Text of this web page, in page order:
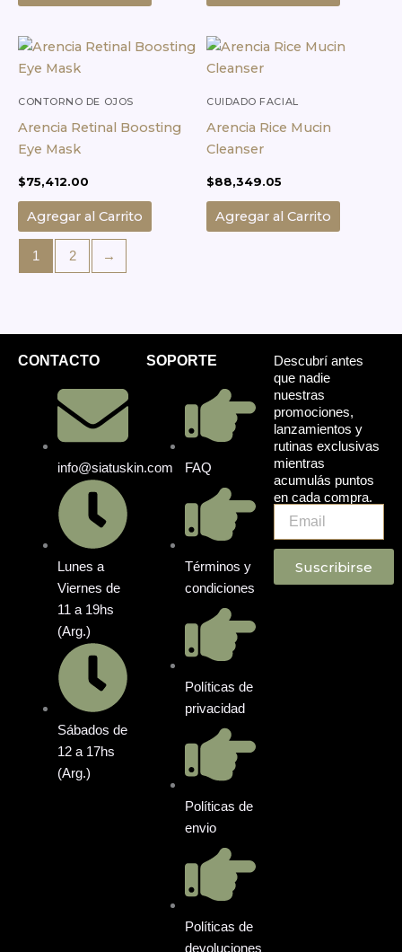
CONTORNO DE OJOS
Arencia Retinal Boosting
Eye Mask
$75,412.00
Agregar al Carrito
CUIDADO FACIAL
Arencia Rice Mucin
Cleanser
$88,349.05
Agregar al Carrito
1 2 →
CONTACTO
info@siatuskin.com
Lunes a
Viernes de
11 a 19hs
(Arg.)
Sábados de
12 a 17hs
(Arg.)
SOPORTE
FAQ
Términos y
condiciones
Políticas de
privacidad
Políticas de
envio
Políticas de
devoluciones
Descubrí antes
que nadie
nuestras
promociones,
lanzamientos y
rutinas exclusivas
mientras
acumulás puntos
en cada compra.
Suscribirse